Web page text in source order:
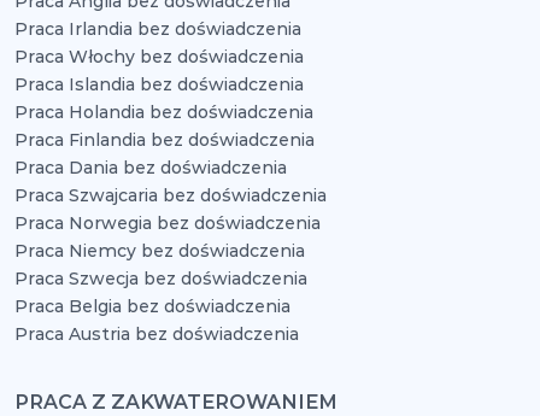
Praca Irlandia bez doświadczenia
Praca Włochy bez doświadczenia
Praca Islandia bez doświadczenia
Praca Holandia bez doświadczenia
Praca Finlandia bez doświadczenia
Praca Dania bez doświadczenia
Praca Szwajcaria bez doświadczenia
Praca Norwegia bez doświadczenia
Praca Niemcy bez doświadczenia
Praca Szwecja bez doświadczenia
Praca Belgia bez doświadczenia
Praca Austria bez doświadczenia
PRACA Z ZAKWATEROWANIEM